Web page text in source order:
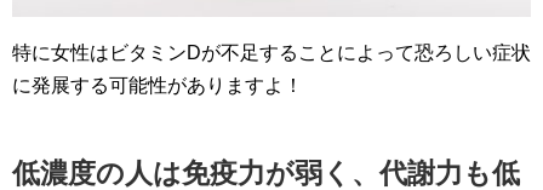
特に女性はビタミンDが不足することによって恐ろしい症状
に発展する可能性がありますよ！
低濃度の人は免疫力が弱く、代謝力も低